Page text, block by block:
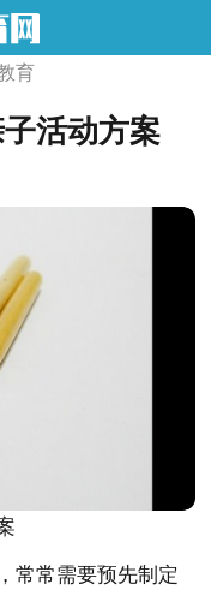
育
活动方案
常常需要预先制定